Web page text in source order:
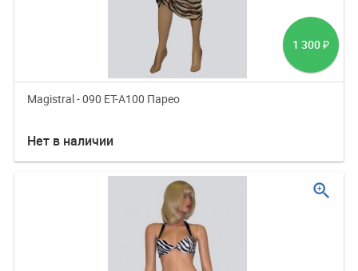
1 300 ₽
Magistral - 090 ET-A100 Парео
Нет в наличии
zoom_in